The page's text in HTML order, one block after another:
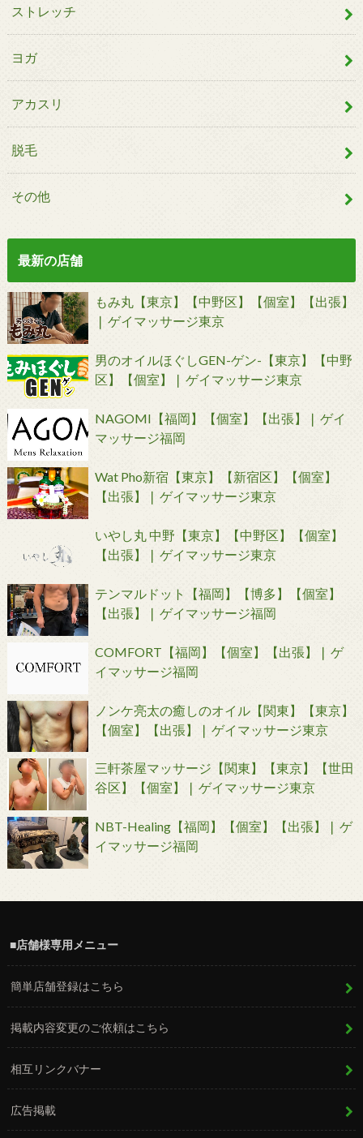
ストレッチ
ヨガ
アカスリ
脱毛
その他
最新の店舗
もみ丸【東京】【中野区】【個室】【出張】
❘ ゲイマッサージ東京
男のオイルほぐしGEN-ゲン-【東京】【中野
区】【個室】❘ ゲイマッサージ東京
NAGOMI【福岡】【個室】【出張】❘ ゲイ
マッサージ福岡
Wat Pho新宿【東京】【新宿区】【個室】
【出張】❘ ゲイマッサージ東京
いやし丸 中野【東京】【中野区】【個室】
【出張】❘ ゲイマッサージ東京
テンマルドット【福岡】【博多】【個室】
【出張】❘ ゲイマッサージ福岡
COMFORT【福岡】【個室】【出張】❘ ゲ
イマッサージ福岡
ノンケ亮太の癒しのオイル【関東】【東京】
【個室】【出張】❘ ゲイマッサージ東京
三軒茶屋マッサージ【関東】【東京】【世田
谷区】【個室】❘ ゲイマッサージ東京
NBT-Healing【福岡】【個室】【出張】❘ ゲ
イマッサージ福岡
■店舗様専用メニュー
簡単店舗登録はこちら
掲載内容変更のご依頼はこちら
相互リンクバナー
広告掲載